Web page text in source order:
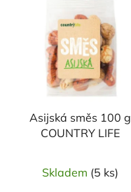
Asijská směs 100 g
COUNTRY LIFE
Skladem (5 ks)